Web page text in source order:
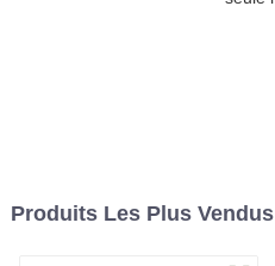
Produits Les Plus Vendus